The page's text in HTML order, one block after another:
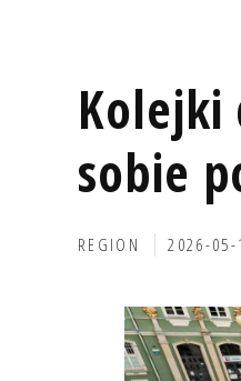
Kolejki
sobie
REGION 2026-